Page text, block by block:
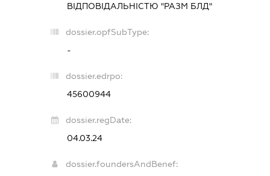
ВІДПОВІДАЛЬНІСТЮ "РАЗМ БЛД"
dossier.opfSubType:
-
dossier.edrpo:
45600944
dossier.regDate:
04.03.24
dossier.foundersAndBenef: